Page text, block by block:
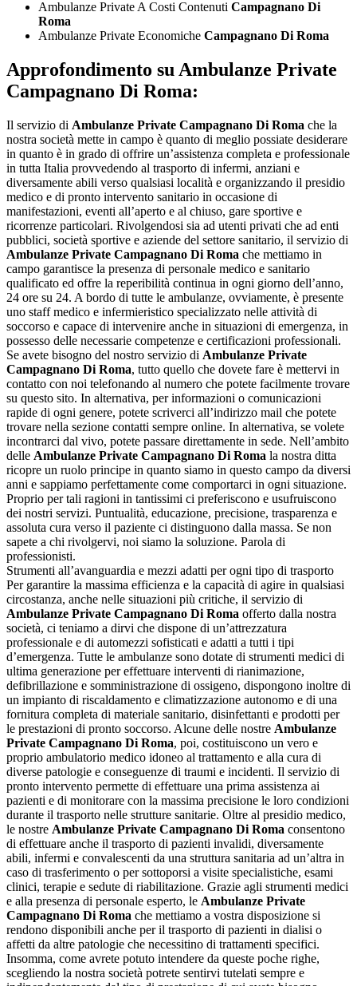
Ambulanze Private A Costi Contenuti Campagnano Di
Roma
Ambulanze Private Economiche Campagnano Di Roma
Approfondimento suAmbulanze Private
Campagnano Di Roma:
Il servizio di Ambulanze Private Campagnano Di Roma che la
nostra società mette in campo è quanto di meglio possiate desiderare
in quanto è in grado di offrire un’assistenza completa e professionale
in tutta Italia provvedendo al trasporto di infermi, anziani e
diversamente abili verso qualsiasi località e organizzando il presidio
medico e di pronto intervento sanitario in occasione di
manifestazioni, eventi all’aperto e al chiuso, gare sportive e
ricorrenze particolari. Rivolgendosi sia ad utenti privati che ad enti
pubblici, società sportive e aziende del settore sanitario, il servizio di
Ambulanze Private Campagnano Di Roma che mettiamo in
campo garantisce la presenza di personale medico e sanitario
qualificato ed offre la reperibilità continua in ogni giorno dell’anno,
24 ore su 24. A bordo di tutte le ambulanze, ovviamente, è presente
uno staff medico e infermieristico specializzato nelle attività di
soccorso e capace di intervenire anche in situazioni di emergenza, in
possesso delle necessarie competenze e certificazioni professionali.
Se avete bisogno del nostro servizio di Ambulanze Private
Campagnano Di Roma, tutto quello che dovete fare è mettervi in
contatto con noi telefonando al numero che potete facilmente trovare
su questo sito. In alternativa, per informazioni o comunicazioni
rapide di ogni genere, potete scriverci all’indirizzo mail che potete
trovare nella sezione contatti sempre online. In alternativa, se volete
incontrarci dal vivo, potete passare direttamente in sede. Nell’ambito
delle Ambulanze Private Campagnano Di Roma la nostra ditta
ricopre un ruolo principe in quanto siamo in questo campo da diversi
anni e sappiamo perfettamente come comportarci in ogni situazione.
Proprio per tali ragioni in tantissimi ci preferiscono e usufruiscono
dei nostri servizi. Puntualità, educazione, precisione, trasparenza e
assoluta cura verso il paziente ci distinguono dalla massa. Se non
sapete a chi rivolgervi, noi siamo la soluzione. Parola di
professionisti.
Strumenti all’avanguardia e mezzi adatti per ogni tipo di trasporto
Per garantire la massima efficienza e la capacità di agire in qualsiasi
circostanza, anche nelle situazioni più critiche, il servizio di
Ambulanze Private Campagnano Di Roma offerto dalla nostra
società, ci teniamo a dirvi che dispone di un’attrezzatura
professionale e di automezzi sofisticati e adatti a tutti i tipi
d’emergenza. Tutte le ambulanze sono dotate di strumenti medici di
ultima generazione per effettuare interventi di rianimazione,
defibrillazione e somministrazione di ossigeno, dispongono inoltre di
un impianto di riscaldamento e climatizzazione autonomo e di una
fornitura completa di materiale sanitario, disinfettanti e prodotti per
le prestazioni di pronto soccorso. Alcune delle nostre Ambulanze
Private Campagnano Di Roma, poi, costituiscono un vero e
proprio ambulatorio medico idoneo al trattamento e alla cura di
diverse patologie e conseguenze di traumi e incidenti. Il servizio di
pronto intervento permette di effettuare una prima assistenza ai
pazienti e di monitorare con la massima precisione le loro condizioni
durante il trasporto nelle strutture sanitarie. Oltre al presidio medico,
le nostre Ambulanze Private Campagnano Di Roma consentono
di effettuare anche il trasporto di pazienti invalidi, diversamente
abili, infermi e convalescenti da una struttura sanitaria ad un’altra in
caso di trasferimento o per sottoporsi a visite specialistiche, esami
clinici, terapie e sedute di riabilitazione. Grazie agli strumenti medici
e alla presenza di personale esperto, le Ambulanze Private
Campagnano Di Roma che mettiamo a vostra disposizione si
rendono disponibili anche per il trasporto di pazienti in dialisi o
affetti da altre patologie che necessitino di trattamenti specifici.
Insomma, come avrete potuto intendere da queste poche righe,
scegliendo la nostra società potrete sentirvi tutelati sempre e